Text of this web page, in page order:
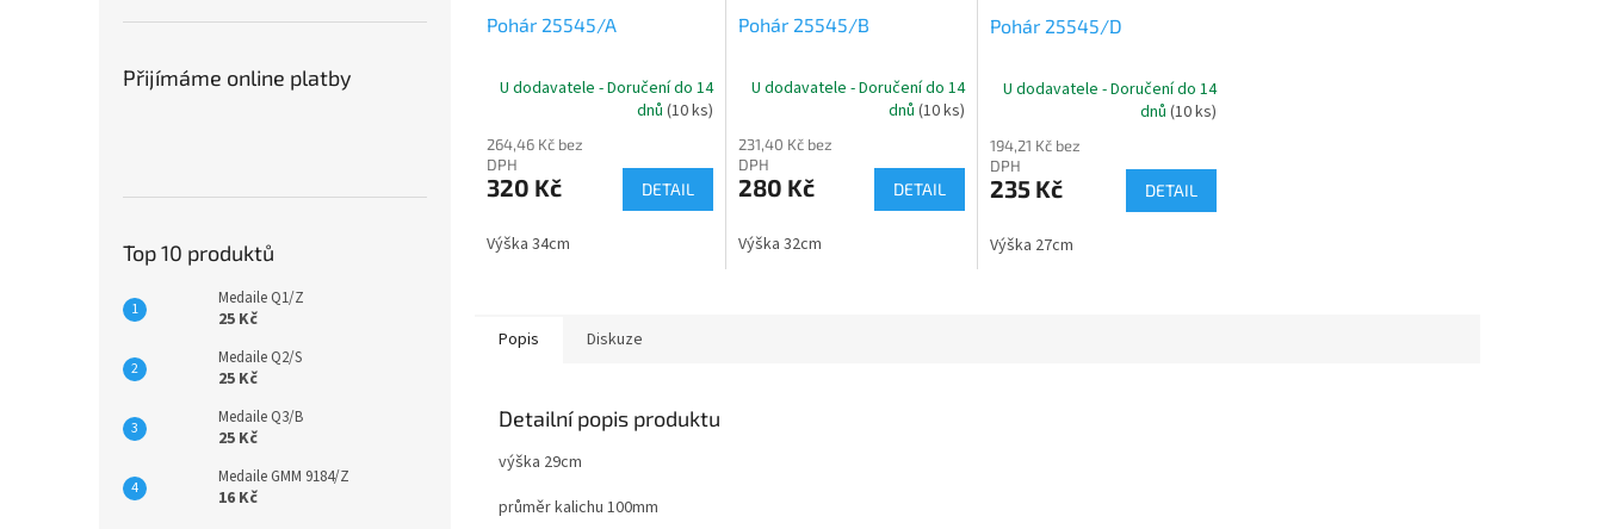
Přijímáme online platby
Top 10 produktů
Medaile Q1/Z
25 Kč
Medaile Q2/S
25 Kč
Medaile Q3/B
25 Kč
Medaile GMM 9184/Z
16 Kč
Pohár 25545/A
U dodavatele - Doručení do 14
dnů (10 ks)
264,46 Kč bez
DPH
320 Kč DETAIL
Výška 34cm
Pohár 25545/B
U dodavatele - Doručení do 14
dnů (10 ks)
231,40 Kč bez
DPH
280 Kč DETAIL
Výška 32cm
Pohár 25545/D
U dodavatele - Doručení do 14
dnů(10 ks)
194,21 Kč bez
DPH
235 Kč DETAIL
Výška 27cm
Popis Diskuze
Detailní popis produktu
výška 29cm
průměr kalichu 100mm